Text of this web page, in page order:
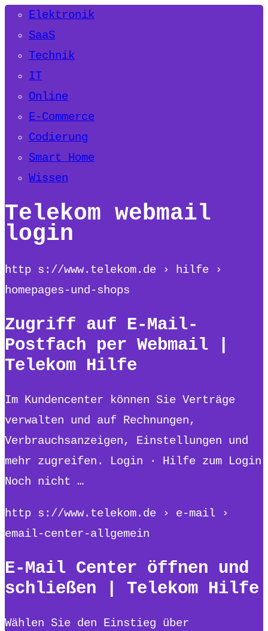
Elektronik
SaaS
Technik
IT
Online
E-Commerce
Codierung
Smart Home
Wissen
Telekom webmail
login
http s://www.telekom.de › hilfe ›
homepages-und-shops
Zugriff auf E-Mail-
Postfach per Webmail |
Telekom Hilfe
Im Kundencenter können Sie Verträge
verwalten und auf Rechnungen,
Verbrauchsanzeigen, Einstellungen und
mehr zugreifen. Login · Hilfe zum Login
Noch nicht …
http s://www.telekom.de › e-mail ›
email-center-allgemein
E-Mail Center öffnen und
schließen | Telekom Hilfe
Wählen Sie den Einstieg über